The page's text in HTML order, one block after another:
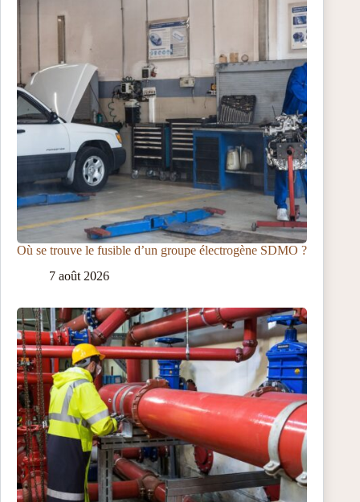
Où se trouve le fusible d’un groupe électrogène SDMO ?
7 août 2026